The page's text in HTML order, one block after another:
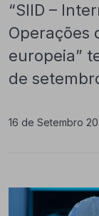
“SIID –
Operações
europeia”
de
16 de Setembro